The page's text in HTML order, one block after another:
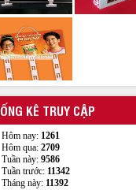
Wobbler quảng cáo
Mẫu kẹp lò xo inox quảng cáo
KÊ TRUY CẬP
Hôm nay: 1261
Hôm qua: 2709
Tuần này: 9586
Tuần trước: 11342
Tháng này: 11392